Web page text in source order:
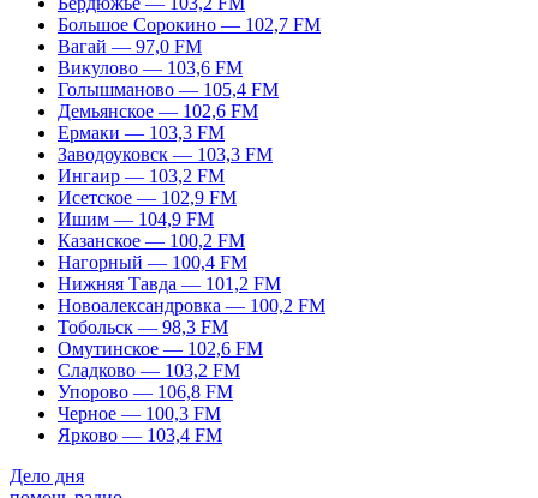
Большое Сорокино — 102,7 FM
Вагай — 97,0 FM
Викулово — 103,6 FM
Голышманово — 105,4 FM
Демьянское — 102,6 FM
Ермаки — 103,3 FM
Заводоуковск — 103,3 FM
Ингаир — 103,2 FM
Исетское — 102,9 FM
Ишим — 104,9 FM
Казанское — 100,2 FM
Нагорный — 100,4 FM
Нижняя Тавда — 101,2 FM
Новоалександровка — 100,2 FM
Тобольск — 98,3 FM
Омутинское — 102,6 FM
Сладково — 103,2 FM
Упорово — 106,8 FM
Черное — 100,3 FM
Ярково — 103,4 FM
Дело дня